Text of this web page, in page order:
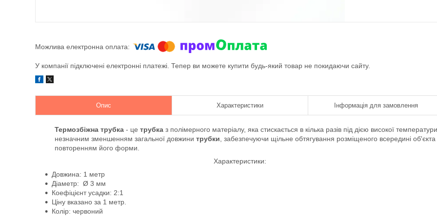
У компанії підключені електронні платежі. Тепер ви можете купити будь-який товар не покидаючи сайту.
Опис Характеристики Інформація для замовлення
Термозбіжна трубка - це трубка з полімерного матеріалу, яка стискається в кілька разів під дією високої
незначним зменшенням загальної довжини трубки , забезпечуючи щільне обтягування розміщеного всередині об'єкта
повторенням його форми.
Характеристики:
Довжина: 1 метр
Діаметр: Ø 3 мм
Коефіцієнт усадки: 2:1
Ціну вказано за 1 метр.
Колір: червоний